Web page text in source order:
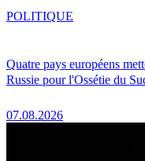
Quatre pays européens
Russie pour l'Ossétie du
07.08.2026
POLITIQUE